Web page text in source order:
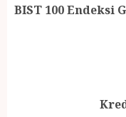
BIST 100 Endeksi